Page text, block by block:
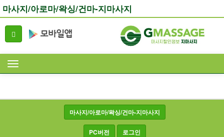
마사지/아로마/왁싱/건마-지마사지
마사지/아로마/왁싱/건마-지마사지
PC버전 로그인